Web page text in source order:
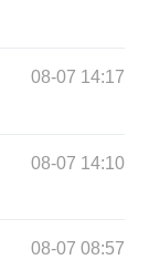
08-07 14:17
08-07 14:10
08-07 08:57